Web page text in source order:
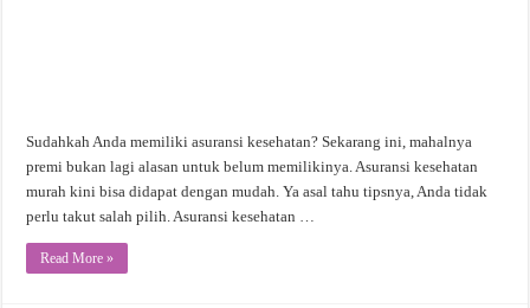
Sudahkah Anda memiliki asuransi kesehatan? Sekarang ini, mahalnya
premi bukan lagi alasan untuk belum memilikinya. Asuransi kesehatan
murah kini bisa didapat dengan mudah. Ya asal tahu tipsnya, Anda tidak
perlu takut salah pilih. Asuransi kesehatan …
Read More »